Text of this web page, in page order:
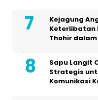
Kejagung
Keterlibatan
Thohir
Sapu Langit
Strategis
Komunikasi